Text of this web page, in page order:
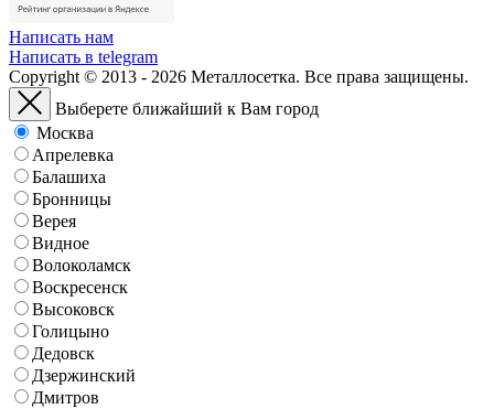
Написать нам
Написать в telegram
Copyright © 2013 - 2026 Металлосетка. Все права защищены.
Выберете ближайший к Вам город
Москва
Апрелевка
Балашиха
Бронницы
Верея
Видное
Волоколамск
Воскресенск
Высоковск
Голицыно
Дедовск
Дзержинский
Дмитров